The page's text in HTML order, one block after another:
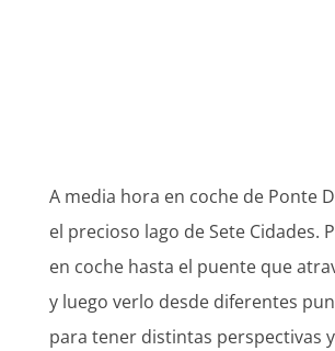
A media hora en coche de Ponte
el precioso lago de Sete Cidades.
en coche hasta el puente que
y luego verlo desde diferentes
para tener distintas perspectivas